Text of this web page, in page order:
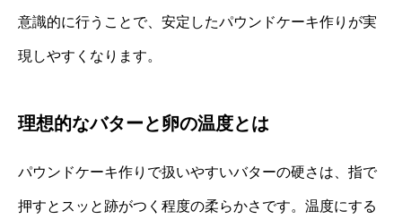
意識的に行うことで、安定したパウンドケーキ作りが実
現しやすくなります。
理想的なバターと卵の温度とは
パウンドケーキ作りで扱いやすいバターの硬さは、指で
押すとスッと跡がつく程度の柔らかさです。温度にする